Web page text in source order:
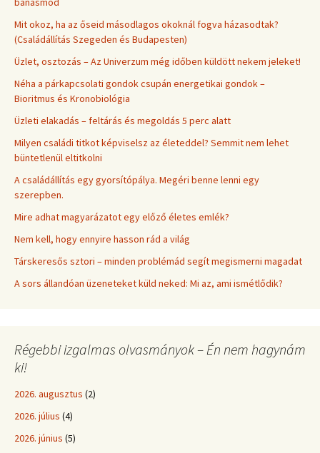
Mit okoz, ha az őseid másodlagos okoknál fogva házasodtak?
(Családállítás Szegeden és Budapesten)
Üzlet, osztozás – Az Univerzum még időben küldött nekem jeleket!
Néha a párkapcsolati gondok csupán energetikai gondok –
Bioritmus és Kronobiológia
Üzleti elakadás – feltárás és megoldás 5 perc alatt
Milyen családi titkot képviselsz az életeddel? Semmit nem lehet
büntetlenül eltitkolni
A családállítás egy gyorsítópálya. Megéri benne lenni egy
szerepben.
Mire adhat magyarázatot egy előző életes emlék?
Nem kell, hogy ennyire hasson rád a világ
Társkeresős sztori – minden problémád segít megismerni magadat
A sors állandóan üzeneteket küld neked: Mi az, ami ismétlődik?
Régebbi izgalmas olvasmányok – Én nem hagynám
ki!
2026. augusztus (2)
2026. július (4)
2026. június (5)